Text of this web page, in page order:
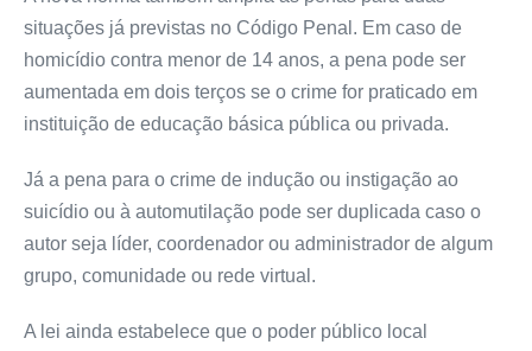
situações já previstas no Código Penal. Em caso de
homicídio contra menor de 14 anos, a pena pode ser
aumentada em dois terços se o crime for praticado em
instituição de educação básica pública ou privada.
Já a pena para o crime de indução ou instigação ao
suicídio ou à automutilação pode ser duplicada caso o
autor seja líder, coordenador ou administrador de algum
grupo, comunidade ou rede virtual.
A lei ainda estabelece que o poder público local